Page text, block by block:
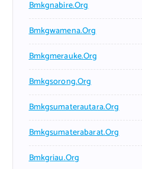
Bmkgnabire.org
Bmkgwamena.org
Bmkgmerauke.org
Bmkgsorong.org
Bmkgsumaterautara.org
Bmkgsumaterabarat.org
Bmkgriau.org